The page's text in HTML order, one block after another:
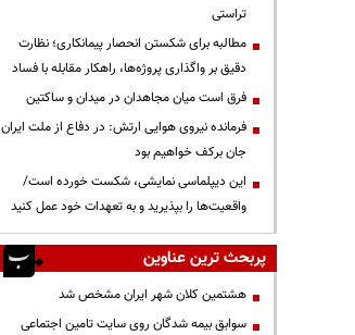
تراستی
مطالبه برای شکستن انحصار پیمانکاری؛ نظارت
دقیق بر واگذاری پروژه‌ها، راهکار مقابله با فساد
فرق است میان مجاهدان در میدان و ساکتین
فرمانده نیروی هوایی ارتش: در دفاع از ملت ایران
جان برکف خواهیم بود
این دیپلماسی نمایشی، شکست خورده است/
واقعیت‌ها را بپذیرید و به تعهدات خود عمل کنید
پربحث ترین عناوین
هشتمین کلان شهر ایران مشخص شد
سوابق بیمه شدگان روی سایت تامین اجتماعی